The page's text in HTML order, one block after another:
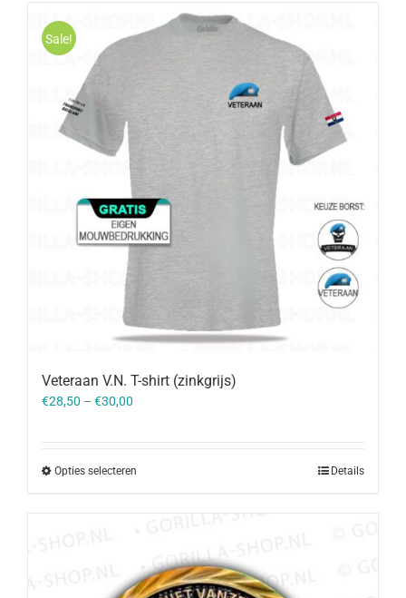
Sale!
Veteraan V.N. T-shirt (zinkgrijs)
€28,50 – €30,00
Opties selecteren Details